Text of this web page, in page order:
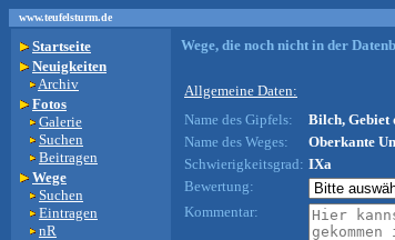
www.teufelsturm.de
Startseite
Neuigkeiten
Archiv
Fotos
Galerie
Suchen
Beitragen
Wege
Suchen
Eintragen
nR
Wege, die noch nicht in der
Allgemeine Daten:
Name des Gipfels:
Bilch, Gebiet
Name des Weges:
Oberkante
Schwierigkeitsgrad: IXa
Bewertung:
Kommentar: